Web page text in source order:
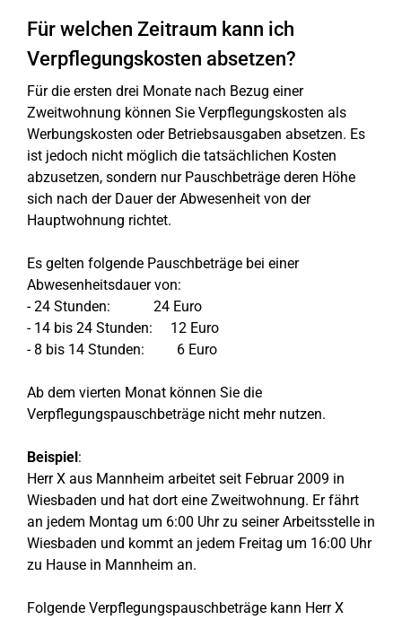
Für welchen Zeitraum kann ich
Verpflegungskosten absetzen?
Für die ersten drei Monate nach Bezug einer
Zweitwohnung können Sie Verpflegungskosten als
Werbungskosten oder Betriebsausgaben absetzen. Es
ist jedoch nicht möglich die tatsächlichen Kosten
abzusetzen, sondern nur Pauschbeträge deren Höhe
sich nach der Dauer der Abwesenheit von der
Hauptwohnung richtet.
Es gelten folgende Pauschbeträge bei einer
Abwesenheitsdauer von:
- 24 Stunden: 24 Euro
- 14 bis 24 Stunden: 12 Euro
- 8 bis 14 Stunden: 6 Euro
Ab dem vierten Monat können Sie die
Verpflegungspauschbeträge nicht mehr nutzen.
Beispiel:
Herr X aus Mannheim arbeitet seit Februar 2009 in
Wiesbaden und hat dort eine Zweitwohnung. Er fährt
an jedem Montag um 6:00 Uhr zu seiner Arbeitsstelle in
Wiesbaden und kommt an jedem Freitag um 16:00 Uhr
zu Hause in Mannheim an.
Folgende Verpflegungspauschbeträge kann Herr X